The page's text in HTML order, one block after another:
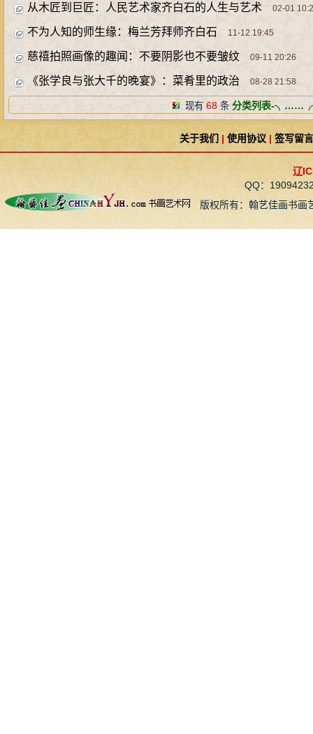
从木匠到巨匠：人民艺术家齐白石的人生与艺术 02-01
不为人知的师生缘：梅兰芳拜师齐白石 11-12 19:45
慈禧拍照画像的趣闻：不要阴影也不要皱纹 09-11 20:26
《张学良与张大千的晚宴》：菜肴里的政治 08-28 21:58
现有68 条分类列表-
关于我们 | 使用协议 | 签写留言
辽
QQ：
版权所有：翰艺佳画书